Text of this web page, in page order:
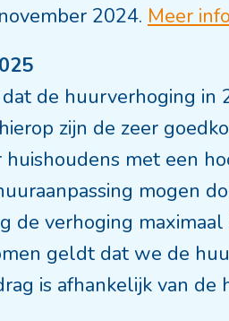
2024. Meer
de huurverhoging in
zijn de zeer
met een
mogen
verhoging maximaal
geldt dat we de
is afhankelijk van de